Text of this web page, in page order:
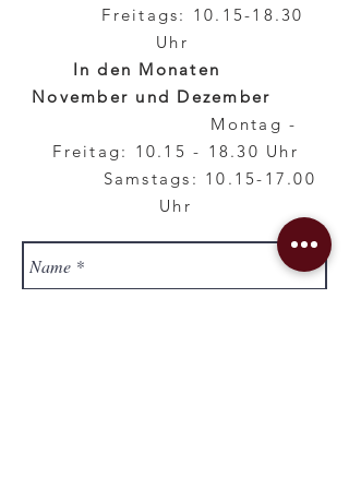
Freitags: 10.15-18.30
Uhr
In den Monaten
November und Dezember
Montag -
Freitag: 10.15 - 18.30 Uhr
Samstags: 10.15-17.00
Uhr